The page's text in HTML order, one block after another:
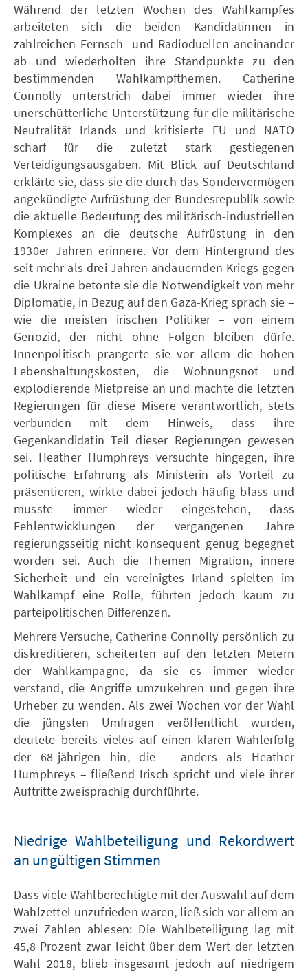
Während der letzten Wochen des Wahlkampfes
arbeiteten sich die beiden Kandidatinnen in
zahlreichen Fernseh- und Radioduellen aneinander
ab und wiederholten ihre Standpunkte zu den
bestimmenden Wahlkampfthemen. Catherine
Connolly unterstrich dabei immer wieder ihre
unerschütterliche Unterstützung für die militärische
Neutralität Irlands und kritisierte EU und NATO
scharf für die zuletzt stark gestiegenen
Verteidigungsausgaben. Mit Blick auf Deutschland
erklärte sie, dass sie die durch das Sondervermögen
angekündigte Aufrüstung der Bundesrepublik sowie
die aktuelle Bedeutung des militärisch-industriellen
Komplexes an die deutsche Aufrüstung in den
1930er Jahren erinnere. Vor dem Hintergrund des
seit mehr als drei Jahren andauernden Kriegs gegen
die Ukraine betonte sie die Notwendigkeit von mehr
Diplomatie, in Bezug auf den Gaza-Krieg sprach sie –
wie die meisten irischen Politiker – von einem
Genozid, der nicht ohne Folgen bleiben dürfe.
Innenpolitisch prangerte sie vor allem die hohen
Lebenshaltungskosten, die Wohnungsnot und
explodierende Mietpreise an und machte die letzten
Regierungen für diese Misere verantwortlich, stets
verbunden mit dem Hinweis, dass ihre
Gegenkandidatin Teil dieser Regierungen gewesen
sei. Heather Humphreys versuchte hingegen, ihre
politische Erfahrung als Ministerin als Vorteil zu
präsentieren, wirkte dabei jedoch häufig blass und
musste immer wieder eingestehen, dass
Fehlentwicklungen der vergangenen Jahre
regierungsseitig nicht konsequent genug begegnet
worden sei. Auch die Themen Migration, innere
Sicherheit und ein vereinigtes Irland spielten im
Wahlkampf eine Rolle, führten jedoch kaum zu
parteipolitischen Differenzen.
Mehrere Versuche, Catherine Connolly persönlich zu
diskreditieren, scheiterten auf den letzten Metern
der Wahlkampagne, da sie es immer wieder
verstand, die Angriffe umzukehren und gegen ihre
Urheber zu wenden. Als zwei Wochen vor der Wahl
die jüngsten Umfragen veröffentlicht wurden,
deutete bereits vieles auf einen klaren Wahlerfolg
der 68-jährigen hin, die – anders als Heather
Humphreys – fließend Irisch spricht und viele ihrer
Auftritte zweisprachig durchführte.
Niedrige Wahlbeteiligung und Rekordwert
an ungültigen Stimmen
Dass viele Wahlberechtigte mit der Auswahl auf dem
Wahlzettel unzufrieden waren, ließ sich vor allem an
zwei Zahlen ablesen: Die Wahlbeteiligung lag mit
45,8 Prozent zwar leicht über dem Wert der letzten
Wahl 2018, blieb insgesamt jedoch auf niedrigem